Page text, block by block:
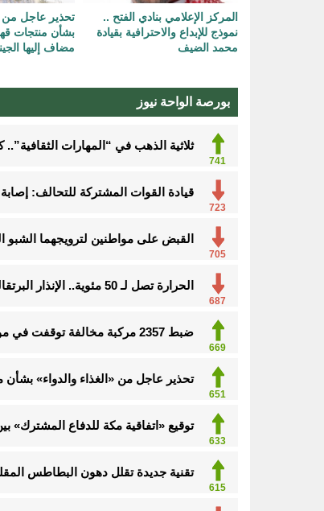
المركز الإعلامي بنادي الفتح ..
نموذج للإبداع والاحترافية بقيادة
محمد الضيف
تحذير عاجل من
بشأن منتجات
مضاف إليها
بورصة الواحة نيوز
741
ثلاثية الذهب في “المهارات
719
قيادة القوات المشتركة للتحالف: إصابة (11) من المدنيين بنجران نتيجة اعتداءات إرهابية
705
القبض على مواطنين لترويجهما الشبو
687
الحرارة تصل لـ 50 مئوية.. الإنذار البرتقالي بموجة حارة على الأحساء وعدة مدن بالشرقية
669
ضبط 2357 مركبة مخالفة توقفت في مواقف الأشخاص ذوي الإعاقة
651
تحذير عاجل من «الغذاء والدواء»
633
توقيع «اتفاقية مكة للدفاع المشترك»
615
تقنية جديدة تقلل دهون البطاطس